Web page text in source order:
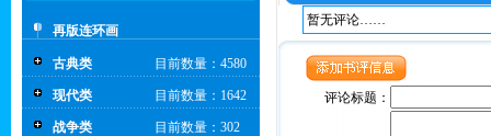
再版连环画
古典类 目前数量：4580
现代类 目前数量：1642
战争类 目前数量：302
暂无评论……
评论标题：